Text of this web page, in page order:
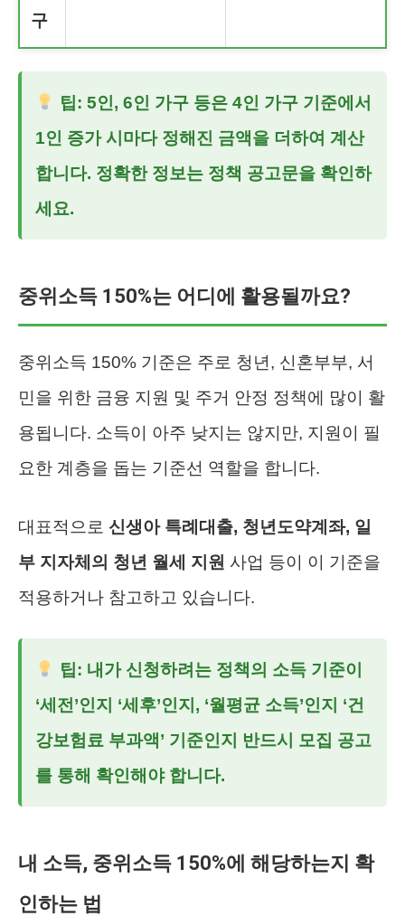
구
팁: 5인, 6인 가구 등은 4인 가구 기준에서
1인 증가 시마다 정해진 금액을 더하여 계산
합니다. 정확한 정보는 정책 공고문을 확인하
세요.
중위소득 150%는 어디에 활용될까요?
중위소득 150% 기준은 주로 청년, 신혼부부, 서
민을 위한 금융 지원 및 주거 안정 정책에 많이 활
용됩니다. 소득이 아주 낮지는 않지만, 지원이 필
요한 계층을 돕는 기준선 역할을 합니다.
대표적으로 신생아 특례대출, 청년도약계좌, 일
부 지자체의 청년 월세 지원 사업 등이 이 기준을
적용하거나 참고하고 있습니다.
팁: 내가 신청하려는 정책의 소득 기준이
‘세전’인지 ‘세후’인지, ‘월평균 소득’인지 ‘건
강보험료 부과액’ 기준인지 반드시 모집 공고
를 통해 확인해야 합니다.
내 소득, 중위소득 150%에 해당하는지 확
인하는 법